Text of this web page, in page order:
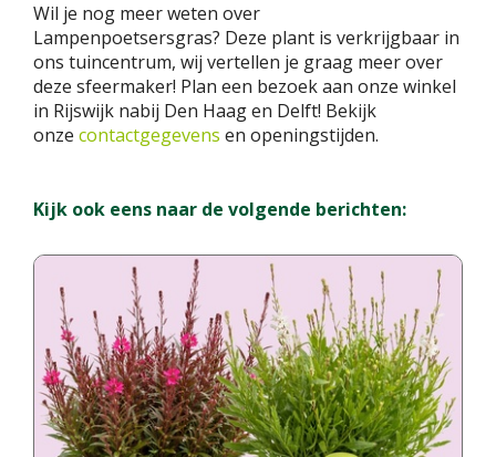
Wil je nog meer weten over
Lampenpoetsersgras? Deze plant is verkrijgbaar in
ons tuincentrum, wij vertellen je graag meer over
deze sfeermaker! Plan een bezoek aan onze winkel
in Rijswijk nabij Den Haag en Delft! Bekijk
onze contactgegevens en openingstijden.
Kijk ook eens naar de volgende berichten: